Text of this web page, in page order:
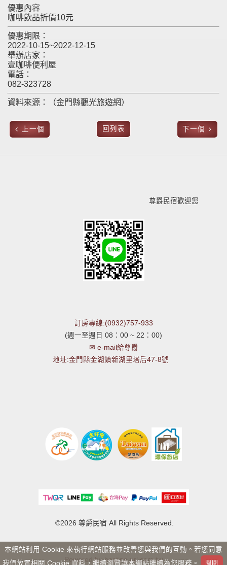
優惠內容
咖啡飲品折價10元
優惠期限：
2022-10-15~2022-12-15
舉辦店家：
壹咖啡便利屋
電話：
082-323728
資料來源：（金門縣觀光旅遊網）
上一個 回列表 下一個
尊爵民宿歡迎您
訂房專線:(0932)757-933
(週一至週日 08：00 ~ 22：00)
✉ e-mail給尊爵
地址:金門縣金湖鎮新湖里塔后47-8號
©2026 尊爵民宿 All Rights Reserved.
Powered by hosting.url.com.tw
本網站利用 Cookie 來執行網站服務並改善您與我們的互動。若您同意
我們放置相關 Cookie 資料，繼續瀏覽讓本網站繼續為您服務。